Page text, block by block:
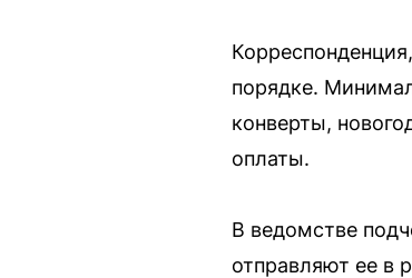
порядке.
конверты,
оплаты.
В ведомстве
отправляют ее в